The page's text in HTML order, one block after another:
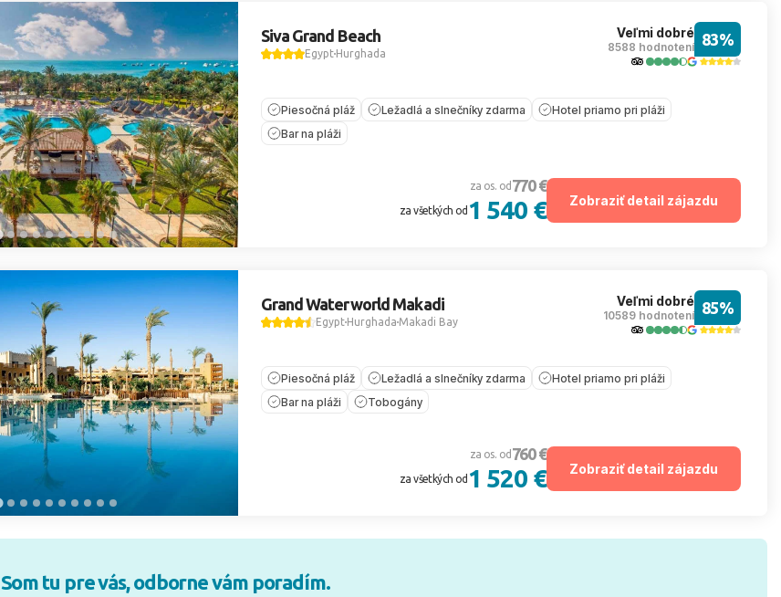
Siva Grand Beach
EgyptHurghada
Veľmi dobré
8588 hodnotení 83%
Piesočná pláž Ležadlá a slnečníky zdarma
Hotel priamo pri pláži
Bar na pláži
za os. od 770 €
za všetkých od 1 540 € Zobraziť detail zájazdu
Grand Waterworld Makadi
EgyptHurghadaMakadi Bay
Veľmi dobré
10589 hodnotení 85%
Piesočná pláž Ležadlá a slnečníky zdarma
Hotel priamo pri pláži
Bar na pláži
Tobogány
za os. od 760 €
za všetkých od 1 520 € Zobraziť detail zájazdu
Som tu pre vás, odborne vám poradím.